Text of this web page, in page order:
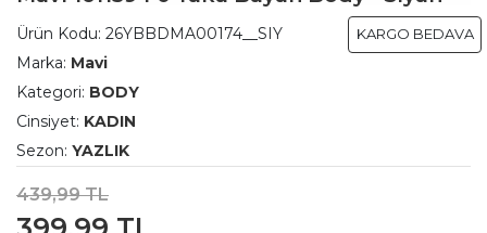
KARGO BEDAVA
Ürün Kodu: 26YBBDMA00174__SIY
Marka: Mavi
Kategori: BODY
Cinsiyet: KADIN
Sezon: YAZLIK
439,99 TL